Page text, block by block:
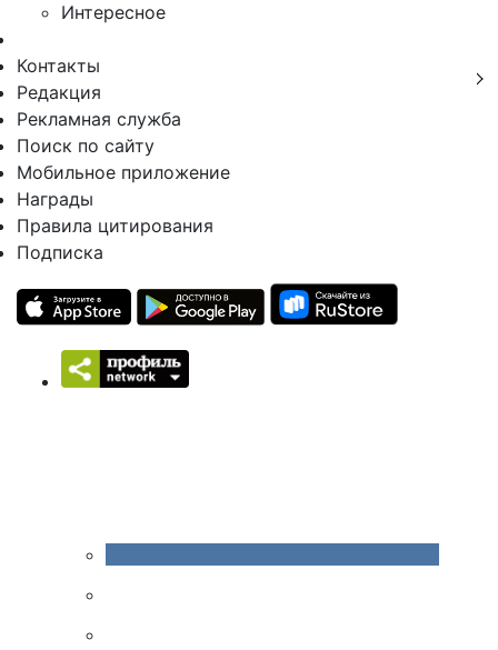
Интересное
Контакты
Редакция
Рекламная служба
Поиск по сайту
Мобильное приложение
Награды
Правила цитирования
Подписка